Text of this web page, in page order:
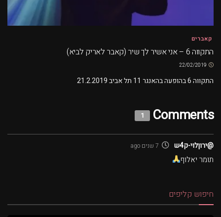
קאברים
התקווה 6 – אני אשיר לך שיר (קאבר לאריק לביא)
התקווה 6 בהופעה בהאנגר 11 תל אביב 21.2.2019
Comments
1
@ירוןלוי-ק4ש 7 שנים ago
תומר יאלוף
חיפוש קליפים